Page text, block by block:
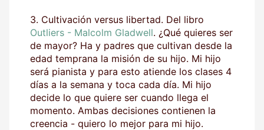
3. Cultivación versus libertad. Del libro
Outliers - Malcolm Gladwell. ¿Qué quieres ser
de mayor? Ha y padres que cultivan desde la
edad temprana la misión de su hijo. Mi hijo
será pianista y para esto atiende los clases 4
días a la semana y toca cada día. Mi hijo
decide lo que quiere ser cuando llega el
momento. Ambas decisiones contienen la
creencia - quiero lo mejor para mi hijo.